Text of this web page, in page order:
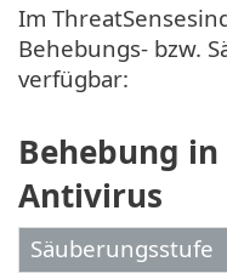
Im
Behebungs- bzw.
verfügbar:
Behebung in
Antivirus
Säuberungsstufe